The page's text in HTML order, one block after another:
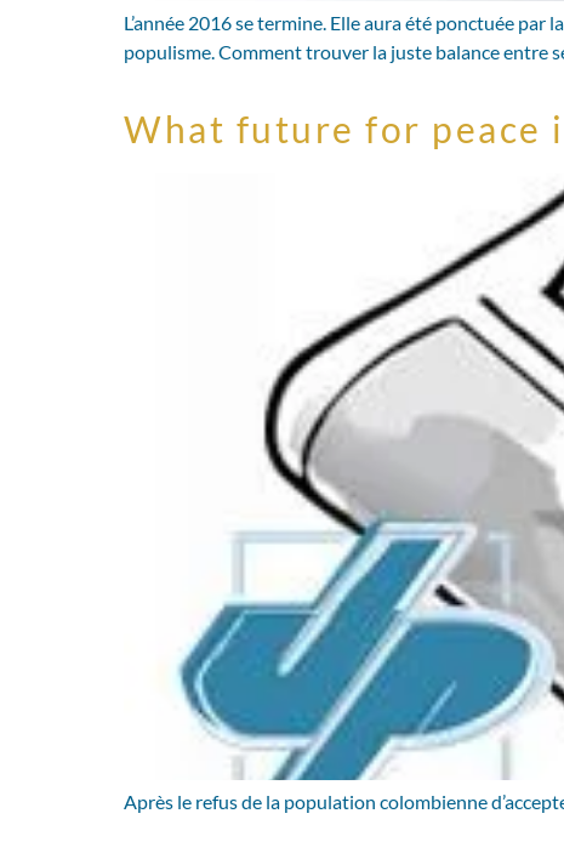
L’année 2016 se termine. Elle aura été ponctuée
populisme. Comment trouver la juste balance entre
What future for peace
Après le refus de la population colombienne